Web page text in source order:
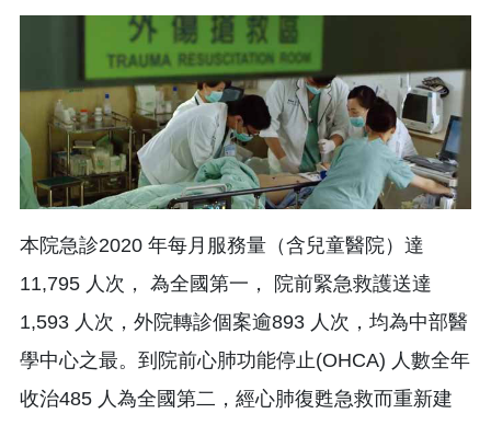
本院急診2020 年每月服務量（含兒童醫院）達
11,795 人次， 為全國第一， 院前緊急救護送達
1,593 人次，外院轉診個案逾893 人次，均為中部醫
學中心之最。到院前心肺功能停止(OHCA) 人數全年
收治485 人為全國第二，經心肺復甦急救而重新建